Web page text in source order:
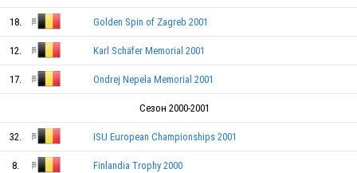
BEL
BEL
18. Golden Spin of Zagreb 2001
12. Karl Schäfer Memorial 2001
17. Ondrej Nepela Memorial 2001
Сезон 2000-2001
32. ISU European Championships 2001
8. Finlandia Trophy 2000